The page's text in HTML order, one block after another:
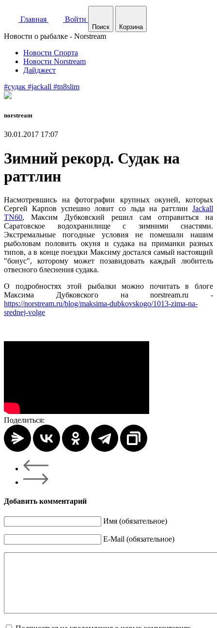
Главная Войти
Поиск Корзина
Новости о рыбалке - Norstream
Новости Спорта
Новости Norstream
Дайджест
#судак #jackall #tn8slim
norstream
30.01.2017 17:07
Зимний рекорд. Судак на
раттлин
Насмотревшись на фотографии крупных окуней, которых
Сергей Карпов успешно ловит со льда на раттлин Jackall
TN60, Максим Дубковский решил сам отправиться на
Саратовское водохранилище с зимними снастями.
Экстремальные погодные условия не помешали нашим
рыболовам половить окуня и судака на приманки разных
типов, а в конце поездки Максиму достался самый настоящий
"бонус", которому может позавидовать каждый любитель
отвесного блеснения судака.
О подробностях этой рыбалки можно почитать в блоге
Максима Дубковского на norstream.ru -
https://norstream.ru/blog/maksima-dubkovskogo/1013-zima-na-
srednej-volge
Поделиться:
Добавить комментарий
Имя (обязательное)
E-Mail (обязательное)